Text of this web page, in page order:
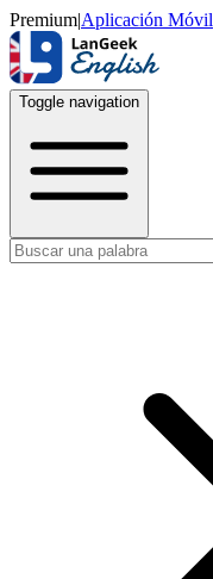
Premium|Aplicación Móvil
Toggle navigation